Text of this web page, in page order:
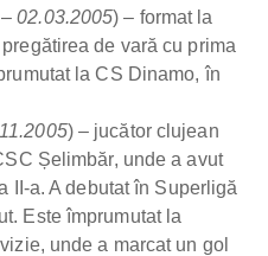
–02.03.2005) – format la
de vară cu prima
la CS Dinamo, în
) – jucător clujean
Șelimbăr, unde a avut
II-a. A debutat în Superligă
Este împrumutat la
unde a marcat un gol